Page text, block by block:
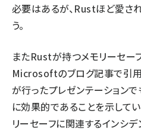
必要はあるが、Rustほど愛さ
う。
またRustが持つメモリーセー
Microsoftのブログ記事で引
が行ったプレゼンテーション
に効果的であることを示して
リーセーフに関連するインシデ